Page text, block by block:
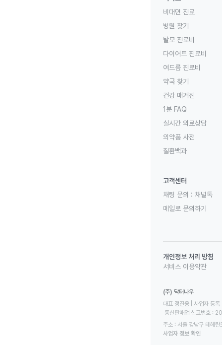
비대면 진료
병원 찾기
탈모 진료비
다이어트 진료비
여드름 진료비
약국 찾기
건강 매거진
1분 FAQ
실시간 의료상담
의약품 사전
질환백과
고객센터
채팅 문의 : 채널톡
메일로 문의하기
개인정보 처리 방침
서비스 이용약관
(주) 닥터나우
대표 정진웅 | 사업자
통신판매업 신고번호
주소 : 서울 강남구 테헤
사업자 정보 확인